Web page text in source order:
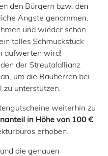
den Bürgern bzw. den
Ängste genommen,
und wieder schön
tolles Schmuckstück
aufwerten wird!
der Streutalallianz
an, um die Bauherren bei
zu unterstützen.
weiterhin zu
in Höhe von 100 €
erhoben.
die genauen